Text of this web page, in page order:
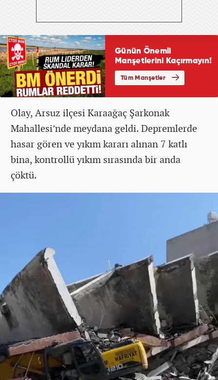
Olay, Arsuz ilçesi Karaağaç Şarkonak
Mahallesi’nde meydana geldi. Depremlerde
hasar gören ve yıkım kararı alınan 7 katlı
bina, kontrollü yıkım sırasında bir anda
çöktü.